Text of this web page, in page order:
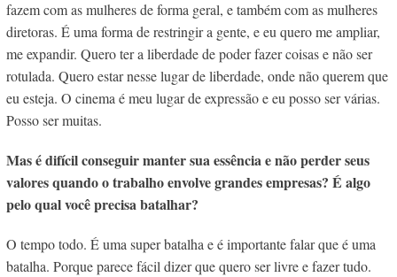
fazem com as mulheres de forma geral, e também com as mulheres
diretoras. É uma forma de restringir a gente, e eu quero me ampliar,
me expandir. Quero ter a liberdade de poder fazer coisas e não ser
rotulada. Quero estar nesse lugar de liberdade, onde não querem que
eu esteja. O cinema é meu lugar de expressão e eu posso ser várias.
Posso ser muitas.
Mas é difícil conseguir manter sua essência e não perder seus
valores quando o trabalho envolve grandes empresas? É algo
pelo qual você precisa batalhar?
O tempo todo. É uma super batalha e é importante falar que é uma
batalha. Porque parece fácil dizer que quero ser livre e fazer tudo.